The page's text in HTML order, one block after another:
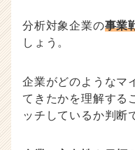
分析対象企業の事業
しょう。
企業がどのようなマ
てきたかを理解する
ッチしているか判断